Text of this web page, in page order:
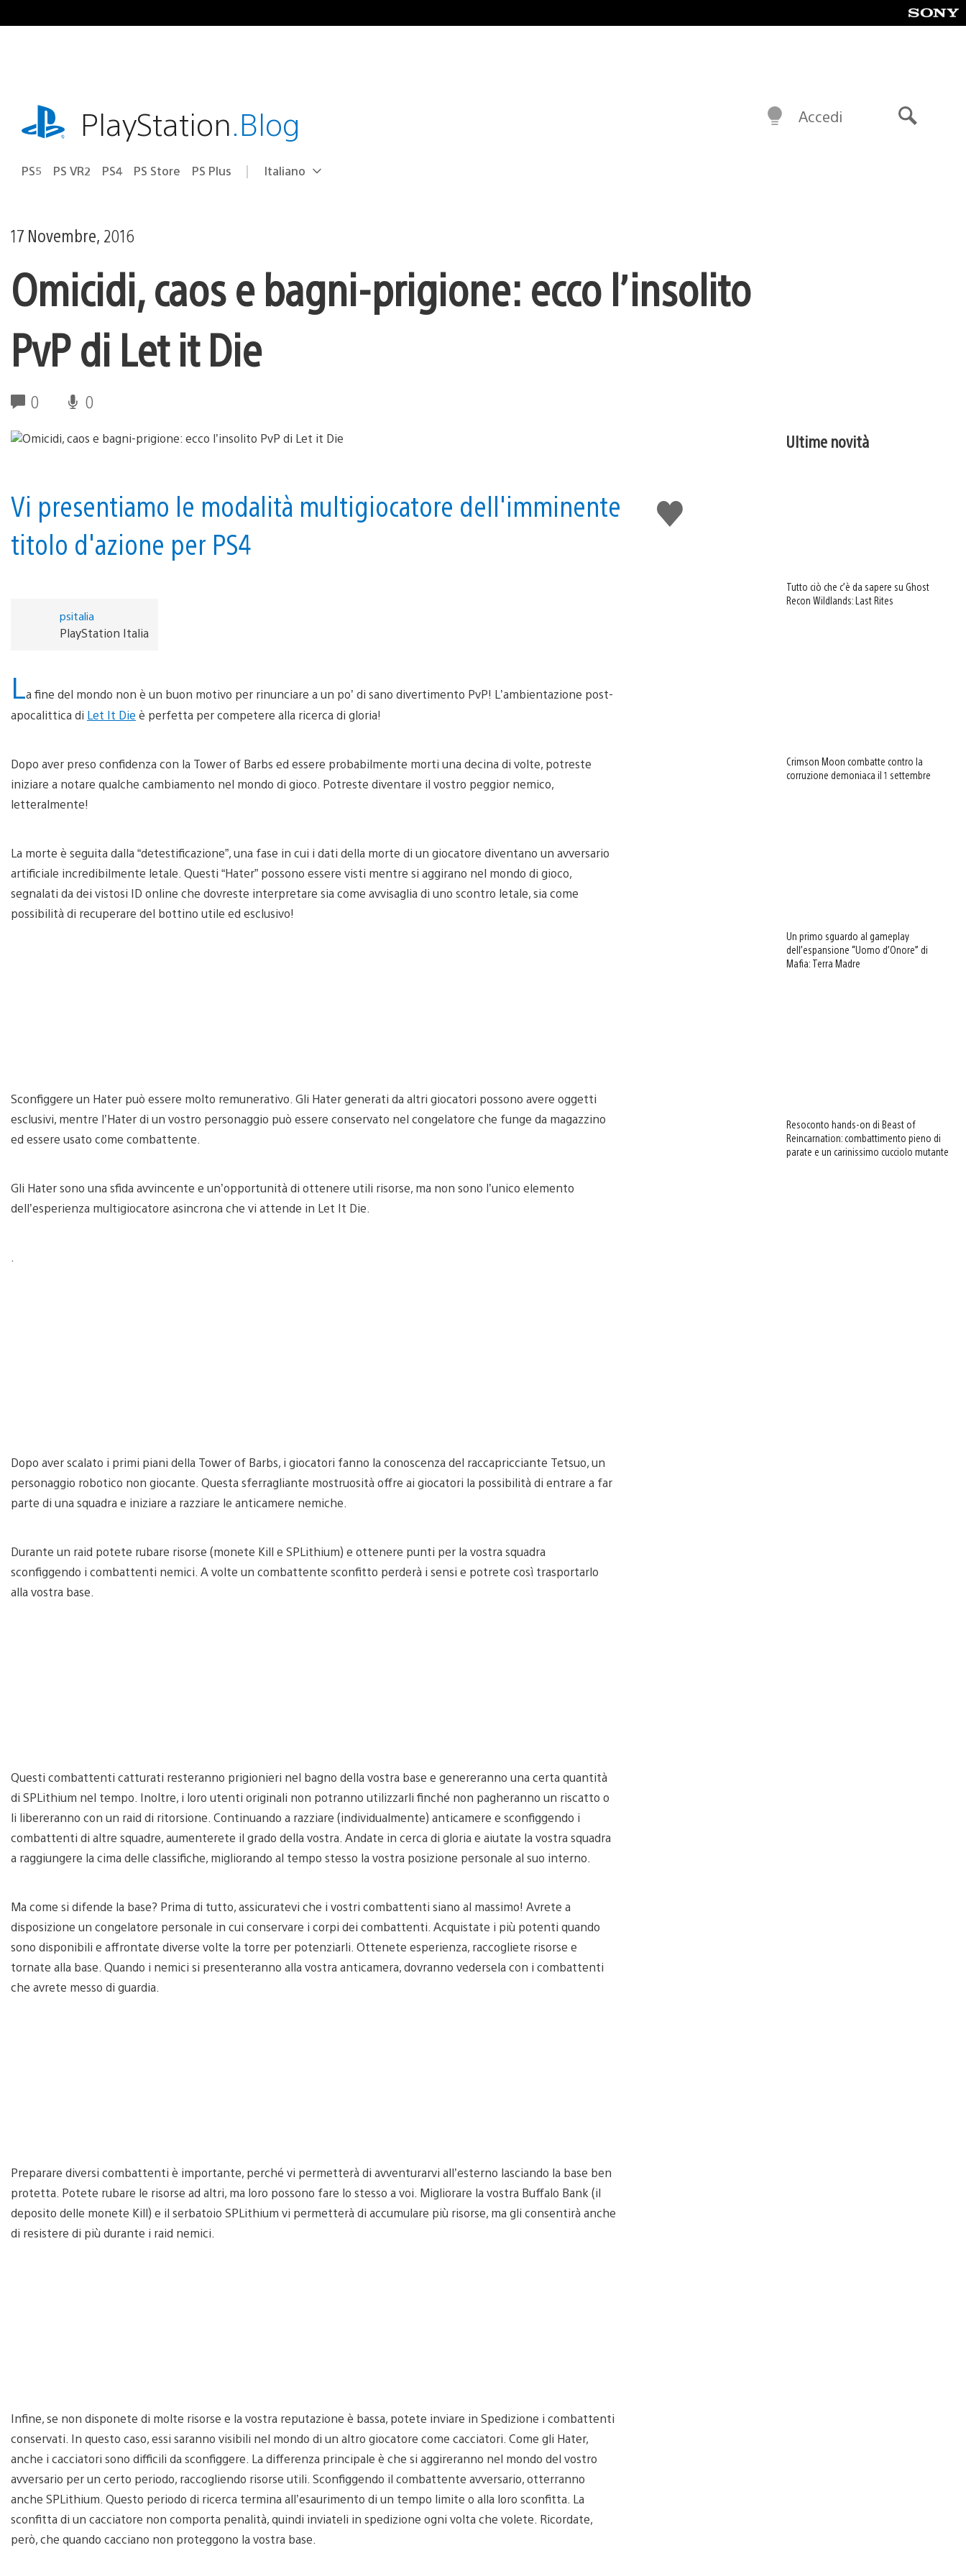
al
playstation.comPlayStation.Blog
PS5 PS VR2 PS4 PS Store PS Plus Seleziona
Regione
Italiano
Accedi
17 Novembre, 2016
Omicidi, caos e bagni-prigione: ecco l’insolito
PvP di Let it Die
0 0
Mi
piace
Vi presentiamo le modalità multigiocatore dell'imminente
titolo d'azione per PS4
psitalia
PlayStation Italia
La fine del mondo non è un buon motivo per rinunciare a un po’ di sano divertimento PvP! L’ambientazione post-
apocalittica di Let It Die è perfetta per competere alla ricerca di gloria!
Dopo aver preso confidenza con la Tower of Barbs ed essere probabilmente morti una decina di volte, potreste
iniziare a notare qualche cambiamento nel mondo di gioco. Potreste diventare il vostro peggior nemico,
letteralmente!
La morte è seguita dalla “detestificazione”, una fase in cui i dati della morte di un giocatore diventano un avversario
artificiale incredibilmente letale. Questi “Hater” possono essere visti mentre si aggirano nel mondo di gioco,
segnalati da dei vistosi ID online che dovreste interpretare sia come avvisaglia di uno scontro letale, sia come
possibilità di recuperare del bottino utile ed esclusivo!
Sconfiggere un Hater può essere molto remunerativo. Gli Hater generati da altri giocatori possono avere oggetti
esclusivi, mentre l’Hater di un vostro personaggio può essere conservato nel congelatore che funge da magazzino
ed essere usato come combattente.
Gli Hater sono una sfida avvincente e un’opportunità di ottenere utili risorse, ma non sono l’unico elemento
dell’esperienza multigiocatore asincrona che vi attende in Let It Die.
Dopo aver scalato i primi piani della Tower of Barbs, i giocatori fanno la conoscenza del raccapricciante Tetsuo, un
personaggio robotico non giocante. Questa sferragliante mostruosità offre ai giocatori la possibilità di entrare a far
parte di una squadra e iniziare a razziare le anticamere nemiche.
Durante un raid potete rubare risorse (monete Kill e SPLithium) e ottenere punti per la vostra squadra
sconfiggendo i combattenti nemici. A volte un combattente sconfitto perderà i sensi e potrete così trasportarlo
alla vostra base.
Questi combattenti catturati resteranno prigionieri nel bagno della vostra base e genereranno una certa quantità
di SPLithium nel tempo. Inoltre, i loro utenti originali non potranno utilizzarli finché non pagheranno un riscatto o
li libereranno con un raid di ritorsione. Continuando a razziare (individualmente) anticamere e sconfiggendo i
combattenti di altre squadre, aumenterete il grado della vostra. Andate in cerca di gloria e aiutate la vostra squadra
a raggiungere la cima delle classifiche, migliorando al tempo stesso la vostra posizione personale al suo interno.
Ma come si difende la base? Prima di tutto, assicuratevi che i vostri combattenti siano al massimo! Avrete a
disposizione un congelatore personale in cui conservare i corpi dei combattenti. Acquistate i più potenti quando
sono disponibili e affrontate diverse volte la torre per potenziarli. Ottenete esperienza, raccogliete risorse e
tornate alla base. Quando i nemici si presenteranno alla vostra anticamera, dovranno vedersela con i combattenti
che avrete messo di guardia.
Preparare diversi combattenti è importante, perché vi permetterà di avventurarvi all’esterno lasciando la base ben
protetta. Potete rubare le risorse ad altri, ma loro possono fare lo stesso a voi. Migliorare la vostra Buffalo Bank (il
deposito delle monete Kill) e il serbatoio SPLithium vi permetterà di accumulare più risorse, ma gli consentirà anche
di resistere di più durante i raid nemici.
Infine, se non disponete di molte risorse e la vostra reputazione è bassa, potete inviare in Spedizione i combattenti
conservati. In questo caso, essi saranno visibili nel mondo di un altro giocatore come cacciatori. Come gli Hater,
anche i cacciatori sono difficili da sconfiggere. La differenza principale è che si aggireranno nel mondo del vostro
avversario per un certo periodo, raccogliendo risorse utili. Sconfiggendo il combattente avversario, otterranno
anche SPLithium. Questo periodo di ricerca termina all’esaurimento di un tempo limite o alla loro sconfitta. La
sconfitta di un cacciatore non comporta penalità, quindi inviateli in spedizione ogni volta che volete. Ricordate,
però, che quando cacciano non proteggono la vostra base.
Ultime novità
Tutto ciò che c’è da sapere su Ghost
Recon Wildlands: Last Rites
Crimson Moon combatte contro la
corruzione demoniaca il 1 settembre
Un primo sguardo al gameplay
dell’espansione “Uomo d’Onore” di
Mafia: Terra Madre
Resoconto hands-on di Beast of
Reincarnation: combattimento pieno di
parate e un carinissimo cucciolo mutante